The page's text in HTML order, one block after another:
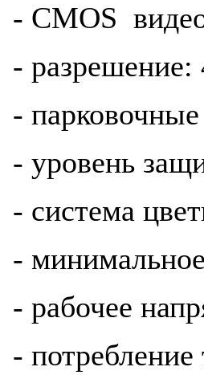
- CMOS
-
-
- уровень
- система
-
- рабочее
-